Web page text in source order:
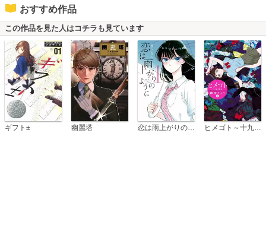
おすすめ作品
この作品を見た人はコチラも見ています
ギフト± 幽麗塔 ヒメゴト～十九歳の制服～